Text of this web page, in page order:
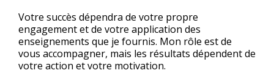
Votre succès dépendra de votre propre
engagement et de votre application des
enseignements que je fournis. Mon rôle est de
vous accompagner, mais les résultats dépendent de
votre action et votre motivation.